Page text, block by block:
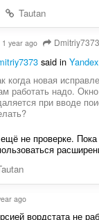
Tautan
1 year ago Dmitriy7373
said in
когда новая
работать надо.
при вводе
не проверке.
ago
вордстата не